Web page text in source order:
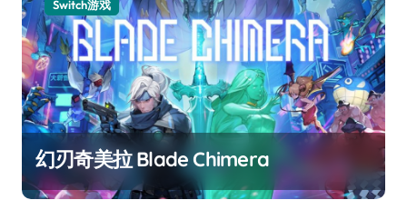
Switch游戏
幻刃奇美拉 Blade Chimera